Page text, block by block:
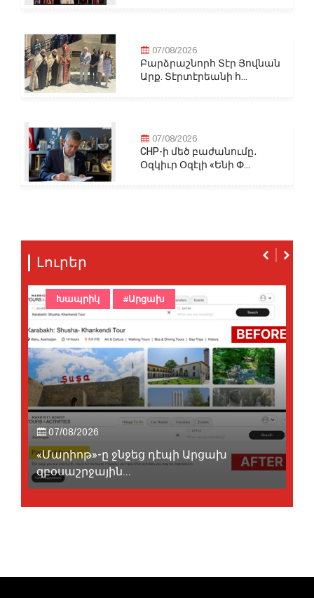
07/08/2026
Բարձրաշնորհ Տէր Յովնան
Արք. Տէրտէրեանի հ...
07/08/2026
CHP-ի մեծ բաժանումը․
Օզկիւր Օզէլի «Ենի Փ...
Լուրեր
07/08/2026
«Մարիոթ»-ը ջնջեց դէպի Արցախ
զբօսաշրջային...
Խապրիկ #Արցախ